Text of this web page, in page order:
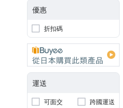
優惠
折扣碼
運送
可面交 跨國運送